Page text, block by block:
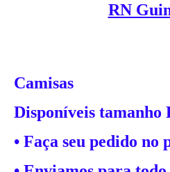
RN
Camisas
Disponíveis tamanho
• Faça seu pedido no